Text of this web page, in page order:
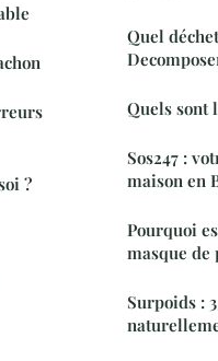
?
Quel
Quels sont
Sos247 :
maison en
Pourquoi
masque
Surpoids :